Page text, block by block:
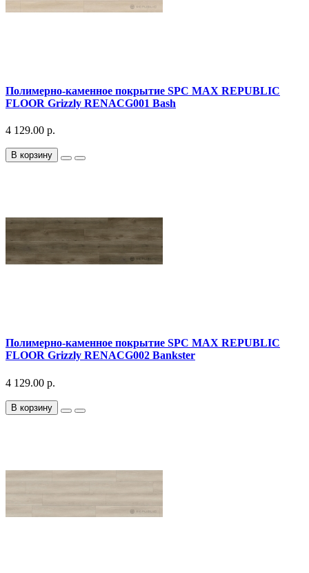
Полимерно-каменное покрытие SPC MAX REPUBLIC
FLOOR Grizzly RENACG001 Bash
4 129.00 р.
В корзину
Полимерно-каменное покрытие SPC MAX REPUBLIC
FLOOR Grizzly RENACG002 Bankster
4 129.00 р.
В корзину